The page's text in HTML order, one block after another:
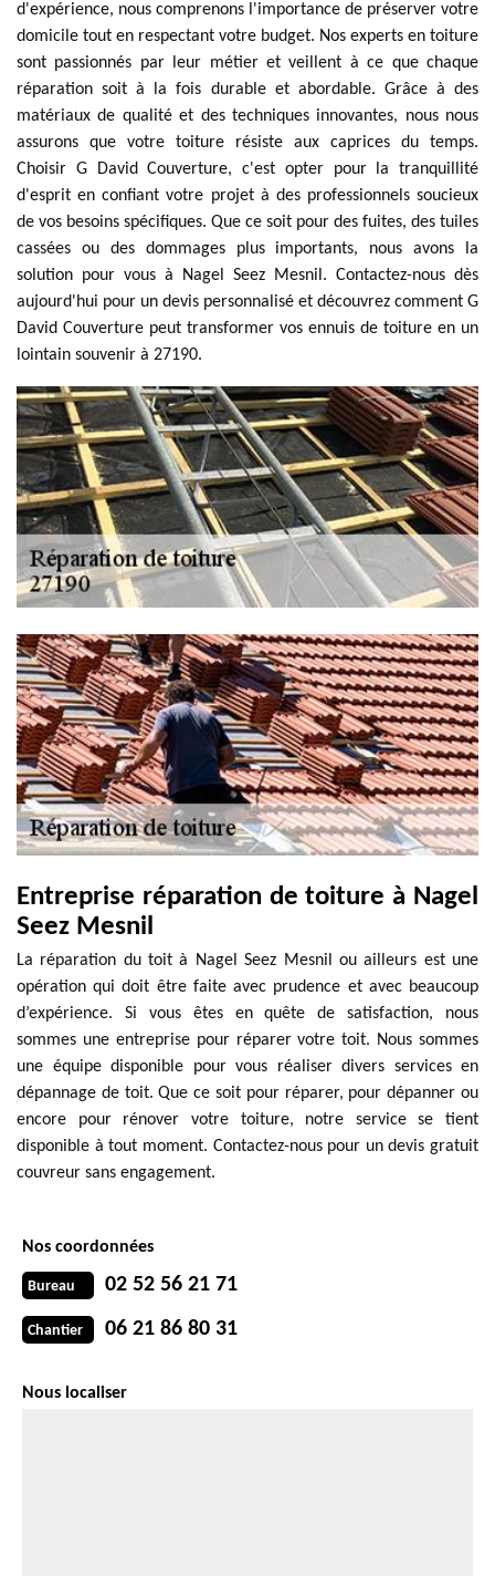
d'expérience, nous comprenons l'importance de préserver votre
domicile tout en respectant votre budget. Nos experts en toiture
sont passionnés par leur métier et veillent à ce que chaque
réparation soit à la fois durable et abordable. Grâce à des
matériaux de qualité et des techniques innovantes, nous nous
assurons que votre toiture résiste aux caprices du temps.
Choisir G David Couverture, c'est opter pour la tranquillité
d'esprit en confiant votre projet à des professionnels soucieux
de vos besoins spécifiques. Que ce soit pour des fuites, des tuiles
cassées ou des dommages plus importants, nous avons la
solution pour vous à Nagel Seez Mesnil. Contactez-nous dès
aujourd'hui pour un devis personnalisé et découvrez comment G
David Couverture peut transformer vos ennuis de toiture en un
lointain souvenir à 27190.
Entreprise réparation de toiture à Nagel
Seez Mesnil
La réparation du toit à Nagel Seez Mesnil ou ailleurs est une
opération qui doit être faite avec prudence et avec beaucoup
d’expérience. Si vous êtes en quête de satisfaction, nous
sommes une entreprise pour réparer votre toit. Nous sommes
une équipe disponible pour vous réaliser divers services en
dépannage de toit. Que ce soit pour réparer, pour dépanner ou
encore pour rénover votre toiture, notre service se tient
disponible à tout moment. Contactez-nous pour un devis gratuit
couvreur sans engagement.
Nos coordonnées
Bureau 02 52 56 21 71
Chantier 06 21 86 80 31
Nous localiser